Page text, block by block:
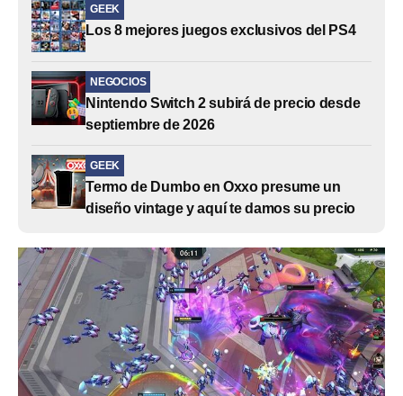
GEEK
Los 8 mejores juegos exclusivos del PS4
NEGOCIOS
Nintendo Switch 2 subirá de precio desde
septiembre de 2026
GEEK
Termo de Dumbo en Oxxo presume un
diseño vintage y aquí te damos su precio